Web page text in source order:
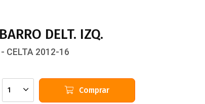
DELT. IZQ.
- CELTA 2012-16
1 Comprar